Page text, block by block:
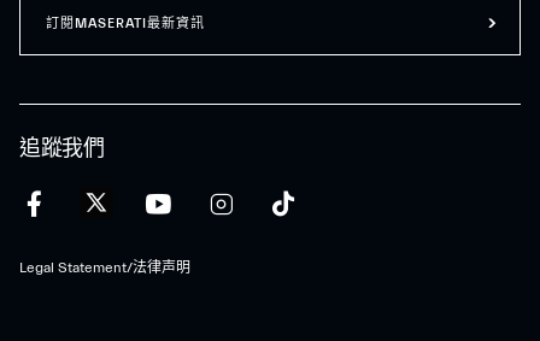
追蹤我們
Legal Statement/法律声明
訂閱MASERATI最新資訊